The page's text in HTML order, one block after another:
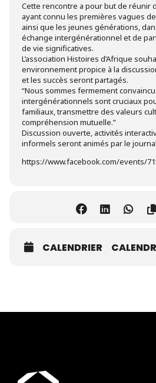
Cette rencontre a pour but de réunir
ayant connu les premières vagues
ainsi que les jeunes générations,
échange intergénérationnel et de
de vie significatives.
L’association Histoires d’Afrique
environnement propice à la
et les succès seront partagés.
“Nous sommes fermement
intergénérationnels sont cruciaux
familiaux, transmettre des valeurs
compréhension mutuelle.”
Discussion ouverte, activités
informels seront animés par le
https://www.facebook.com/events/
CALENDRIER